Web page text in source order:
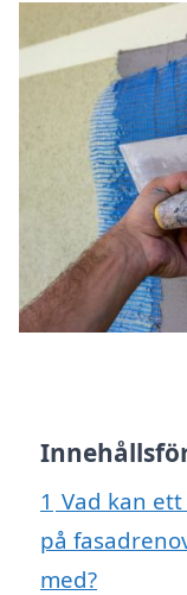
1 Vad kan
på
med?